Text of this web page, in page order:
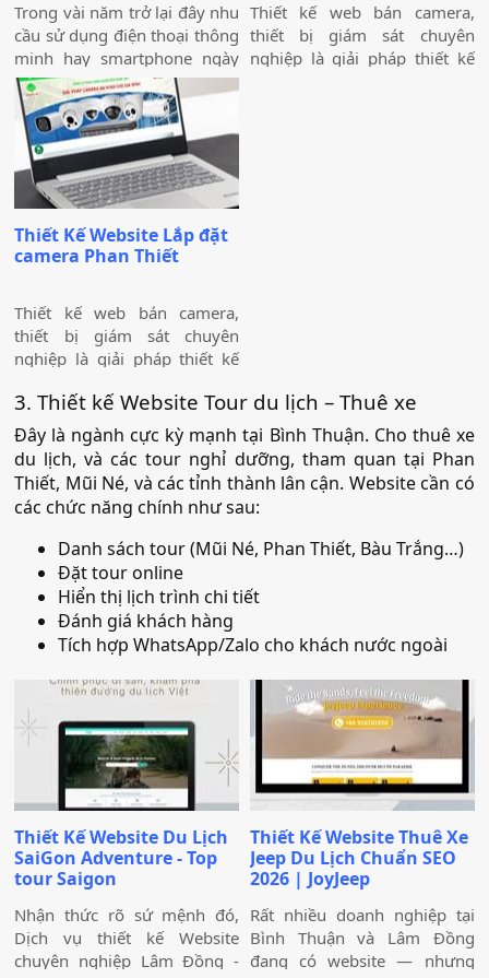
Trong vài năm trở lại đây nhu
cầu sử dụng điện thoại thông
minh hay smartphone ngày
càng phổ biến, sản lượng tiêu
thụ không ngừng gia tăng
mỗi năm. Thị trường kinh
doanh cũng chứng kiến sự ra
đời của hàng loạt các cửa
hàng, doanh nghiệp kinh
web Biển Vàng đồng hành
cùng doanh nghiệp qua gói
điện thoại với nhiều tính
năng vượt trội - giải pháp
hiệu quả thu hút khách hàng
doanh nghiệp.
Thiết kế web bán camera,
thiết bị giám sát chuyên
nghiệp là giải pháp thiết kế
Thiết Kế Website Lắp đặt
camera Phan Thiết
Thiết kế web bán camera,
thiết bị giám sát chuyên
nghiệp là giải pháp thiết kế
mong muốn dành riêng cho
các cửa hàng, công ty cung
cấp, kinh doanh sản phẩm
Camera trên toàn quốc, hỗ
trợ tốt hoạt động sản xuất,
kinh doanh của doanh
nghiệp.
3. Thiết kế Website Tour du lịch – Thuê xe
Đây là ngành cực kỳ mạnh tại Bình Thuận. Cho thuê xe
du lịch, và các tour nghỉ dưỡng, tham quan tại Phan
Thiết, Mũi Né, và các tỉnh thành lân cận. Website cần có
các chức năng chính như sau:
Danh sách tour (Mũi Né, Phan Thiết, Bàu Trắng…)
Đặt tour online
Hiển thị lịch trình chi tiết
Đánh giá khách hàng
Tích hợp WhatsApp/Zalo cho khách nước ngoài
Thiết Kế Website Du Lịch
SaiGon Adventure - Top
tour Saigon
Nhận thức rõ sứ mệnh đó,
Dịch vụ thiết kế Website
chuyên nghiệp Lâm Đồng -
Thiết Kế Website Thuê Xe
Jeep Du Lịch Chuẩn SEO
2026 | JoyJeep
Rất nhiều doanh nghiệp tại
Bình Thuận và Lâm Đồng
đang có website — nhưng